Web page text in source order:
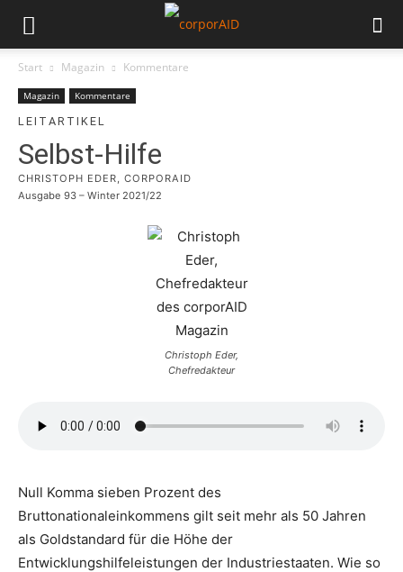
Start Magazin Kommentare
Magazin Kommentare
LEITARTIKEL
Selbst-Hilfe
CHRISTOPH EDER, CORPORAID
Ausgabe 93 – Winter 2021/22
Christoph Eder,
Chefredakteur
Null Komma sieben Prozent des
Bruttonationaleinkommens gilt seit mehr als 50 Jahren
als Goldstandard für die Höhe der
Entwicklungshilfeleistungen der Industriestaaten. Wie so